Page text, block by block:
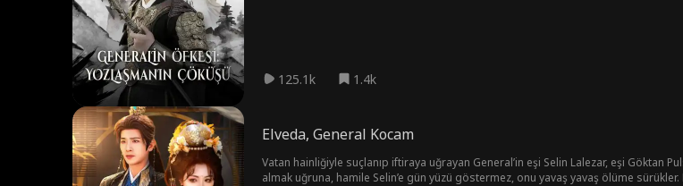
125.1k 1.4k
Elveda, General Kocam
Vatan hainliğiyle suçlanıp iftiraya uğrayan General’in eşi Selin Lalezar, eşi Göktan
almak uğruna, hamile Selin’e gün yüzü göstermez, onu yavaş yavaş ölüme